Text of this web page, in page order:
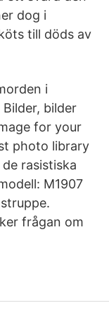
dog i
till döds av
i
bilder
for your
photo library
rasistiska
M1907
frågan om